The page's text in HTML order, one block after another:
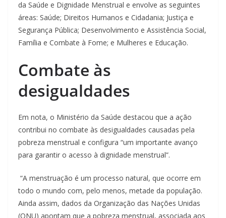
da Saúde e Dignidade Menstrual e envolve as seguintes
áreas: Saúde; Direitos Humanos e Cidadania; Justiça e
Segurança Pública; Desenvolvimento e Assistência Social,
Família e Combate à Fome; e Mulheres e Educação.
Combate às
desigualdades
Em nota, o Ministério da Saúde destacou que a ação
contribui no combate às desigualdades causadas pela
pobreza menstrual e configura “um importante avanço
para garantir o acesso à dignidade menstrual”.
“A menstruação é um processo natural, que ocorre em
todo o mundo com, pelo menos, metade da população.
Ainda assim, dados da Organização das Nações Unidas
(ONU) apontam que a pobreza menstrual, associada aos